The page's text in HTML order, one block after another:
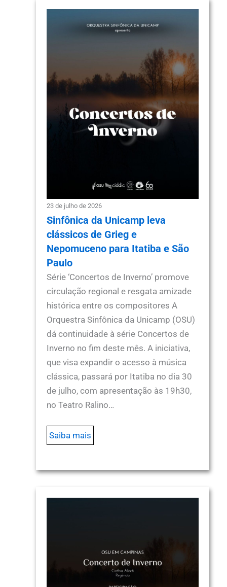
23 de julho de 2026
Sinfônica da Unicamp leva
clássicos de Grieg e
Nepomuceno para Itatiba e São
Paulo
Série ‘Concertos de Inverno’ promove
circulação regional e resgata amizade
histórica entre os compositores A
Orquestra Sinfônica da Unicamp (OSU)
dá continuidade à série Concertos de
Inverno no fim deste mês. A iniciativa,
que visa expandir o acesso à música
clássica, passará por Itatiba no dia 30
de julho, com apresentação às 19h30,
no Teatro Ralino…
Saiba mais